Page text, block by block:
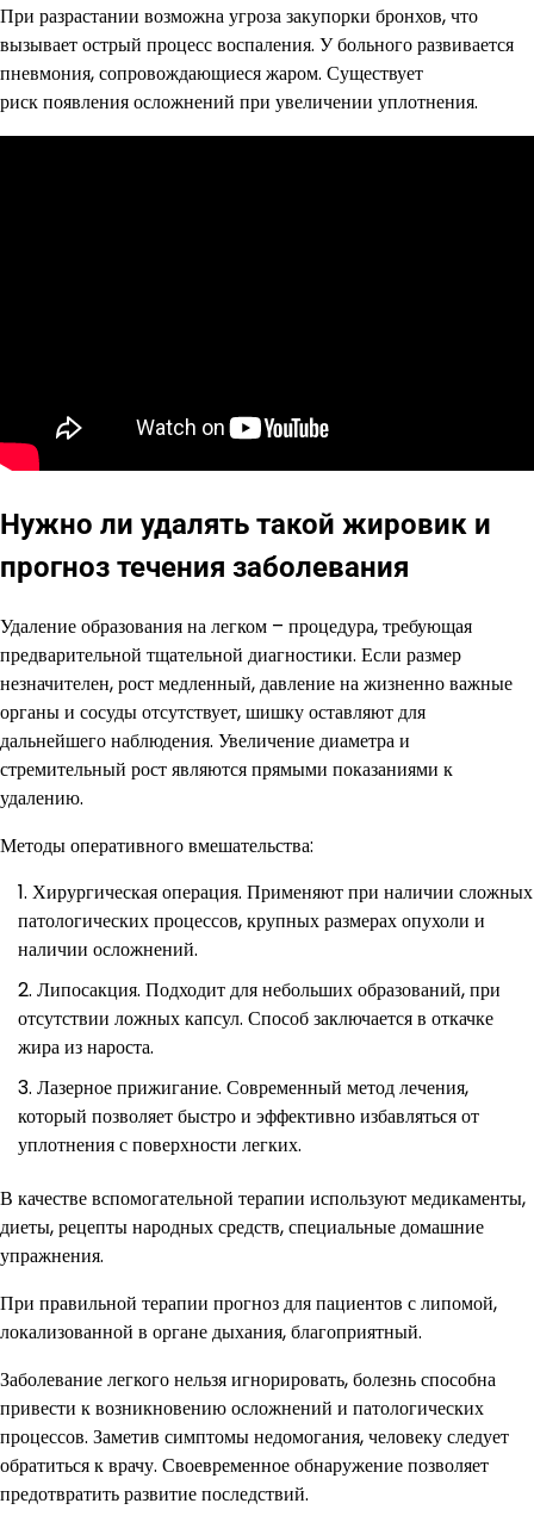
При разрастании возможна угроза закупорки бронхов, что
вызывает острый процесс воспаления. У больного развивается
пневмония, сопровождающиеся жаром. Существует
риск появления осложнений при увеличении уплотнения.
Нужно ли удалять такой жировик и
прогноз течения заболевания
Удаление образования на легком – процедура, требующая
предварительной тщательной диагностики. Если размер
незначителен, рост медленный, давление на жизненно важные
органы и сосуды отсутствует, шишку оставляют для
дальнейшего наблюдения. Увеличение диаметра и
стремительный рост являются прямыми показаниями к
удалению.
Методы оперативного вмешательства:
Хирургическая операция. Применяют при наличии сложных
патологических процессов, крупных размерах опухоли и
наличии осложнений.
Липосакция. Подходит для небольших образований, при
отсутствии ложных капсул. Способ заключается в откачке
жира из нароста.
Лазерное прижигание. Современный метод лечения,
который позволяет быстро и эффективно избавляться от
уплотнения с поверхности легких.
В качестве вспомогательной терапии используют медикаменты,
диеты, рецепты народных средств, специальные домашние
упражнения.
При правильной терапии прогноз для пациентов с липомой,
локализованной в органе дыхания, благоприятный.
Заболевание легкого нельзя игнорировать, болезнь способна
привести к возникновению осложнений и патологических
процессов. Заметив симптомы недомогания, человеку следует
обратиться к врачу. Своевременное обнаружение позволяет
предотвратить развитие последствий.